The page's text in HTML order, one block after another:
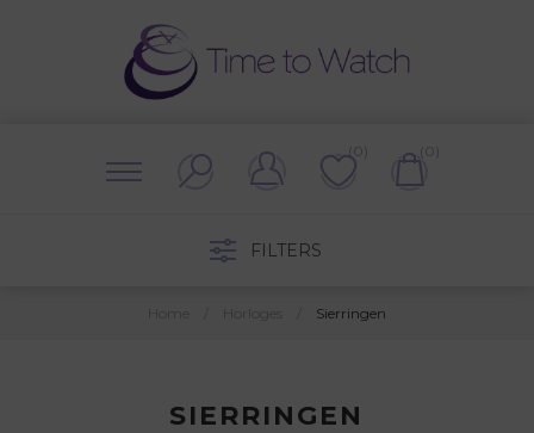
(0) (0)
FILTERS
Sierringen
SIERRINGEN